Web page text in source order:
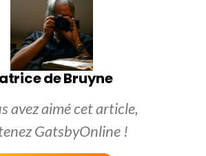
de Bruyne
avez aimé cet article,
GatsbyOnline !